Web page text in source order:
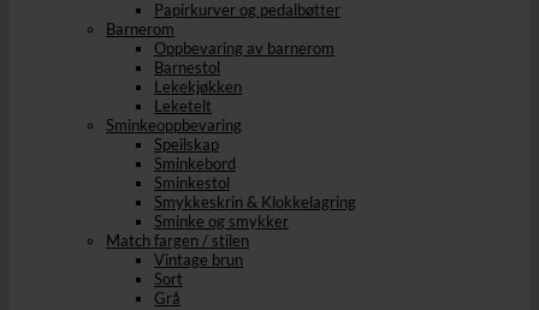
Papirkurver og pedalbøtter
Barnerom
Oppbevaring av barnerom
Barnestol
Lekekjøkken
Leketelt
Sminkeoppbevaring
Speilskap
Sminkebord
Sminkestol
Smykkeskrin & Klokkelagring
Sminke og smykker
Match fargen / stilen
Vintage brun
Sort
Grå